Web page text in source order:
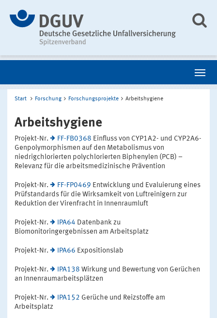
Start Forschung Forschungsprojekte Arbeitshygiene
Arbeitshygiene
Projekt-Nr. FF-FB0368 Einfluss von CYP1A2- und CYP2A6-
Genpolymorphismen auf den Metabolismus von
niedrigchlorierten polychlorierten Biphenylen (PCB) –
Relevanz für die arbeitsmedizinische Prävention
Projekt-Nr. FF-FP0469 Entwicklung und Evaluierung eines
Prüfstandards für die Wirksamkeit von Luftreinigern zur
Reduktion der Virenfracht in Innenraumluft
Projekt-Nr. IPA64 Datenbank zu
Biomonitoringergebnissen am Arbeitsplatz
Projekt-Nr. IPA66 Expositionslab
Projekt-Nr. IPA138 Wirkung und Bewertung von Gerüchen
an Innenraumarbeitsplätzen
Projekt-Nr. IPA152 Gerüche und Reizstoffe am
Arbeitsplatz